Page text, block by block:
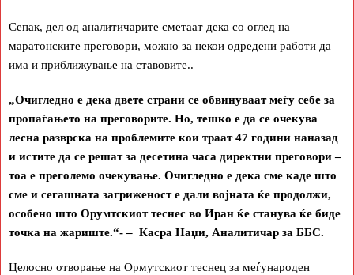
Сепак, дел од аналитичарите сметаат дека со оглед на
маратонските преговори, можно за некои одредени работи да
има и приближување на ставовите..
„Очигледно е дека двете страни се обвинуваат меѓу себе за
пропаѓањето на преговорите. Но, тешко е да се очекува
лесна разврска на проблемите кои траат 47 години наназад
и истите да се решат за десетина часа директни преговори –
тоа е преголемо очекување. Очигледно е дека сме каде што
сме и сегашната загриженост е дали војната ќе продолжи,
особено што Орумтскиот теснес во Иран ќе станува ќе биде
точка на жариште.“- – Касра Наџи, Аналитичар за ББС.
Целосно отворање на Ормутскиот теснец за меѓународен